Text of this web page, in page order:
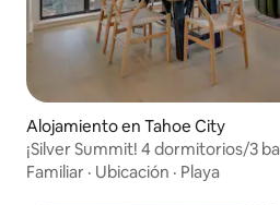
Alojamiento en Tahoe City
¡Silver Summit! 4 dormitorios/3
de juegos.
Familiar · Ubicación · Playa